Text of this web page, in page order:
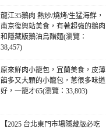
龍江35鵝肉 熱炒/燒烤/生猛海鮮，
南京復興站美食，有著超強的鵝肉
和隱藏版鵝油烏醋麵(瀏覽：
38,457)
原來鮮肉小籠包，宜蘭美食，皮薄
餡多又大顆的小籠包，蔥很多味道
好，一籠才65(瀏覽：33,803)
【2025 台北東門市場隱藏版必吃